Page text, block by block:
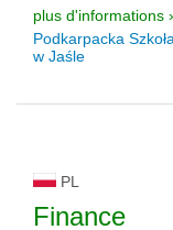
plus d'informations
Podkarpacka
w Jaśle
PL
Finance